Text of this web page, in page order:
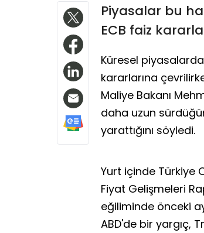
Piyasalar bu
ECB faiz
Küresel
kararlarına
Maliye Bakanı
daha uzun
yarattığını söyledi.
Yurt içinde Türkiye
Fiyat Gelişmeleri
eğiliminde önceki
ABD'de bir yargıç,